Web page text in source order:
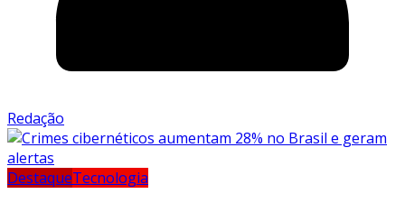
Redação
DestaqueTecnologia